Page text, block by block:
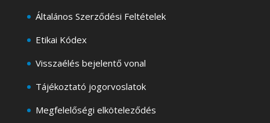
Általános Szerződési Feltételek
Etikai Kódex
Visszaélés bejelentő vonal
Tájékoztató jogorvoslatok
Megfelelőségi elköteleződés